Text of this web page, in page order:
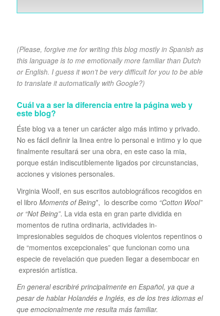
(Please, forgive me for writing this blog mostly in Spanish as
this language is to me emotionally more familiar than Dutch
or English. I guess it won’t be very difficult for you to be able
to translate it automatically with Google?)
Cuál va a ser la diferencia entre la página web y
este blog?
Éste blog va a tener un carácter algo más intimo y privado.
No es fácil definir la linea entre lo personal e intimo y lo que
finalmente resultará ser una obra, en este caso la mia,
porque están indiscutiblemente ligados por circunstancias,
acciones y visiones personales.
Virginia Woolf, en sus escritos autobiográficos recogidos en
el libro Moments of Being*, lo describe como “Cotton Wool”
or “Not Being”. La vida esta en gran parte dividida en
momentos de rutina ordinaria, actividades in-
impresionables seguidos de choques violentos repentinos o
de “momentos excepcionales” que funcionan como una
especie de revelación que pueden llegar a desembocar en
expresión artística.
En general escribiré principalmente en Español, ya que a
pesar de hablar Holandés e Inglés, es de los tres idiomas el
que emocionalmente me resulta más familiar.